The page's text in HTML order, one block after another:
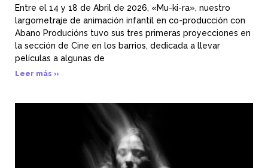
Entre el 14 y 18 de Abril de 2026, «Mu-ki-ra», nuestro
largometraje de animación infantil en co-producción con
Abano Producións tuvo sus tres primeras proyecciones en
la sección de Cine en los barrios, dedicada a llevar
películas a algunas de
Leer más »